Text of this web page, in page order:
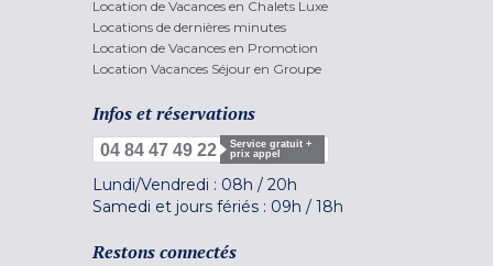
Location de Vacances en Chalets Luxe
Locations de dernières minutes
Location de Vacances en Promotion
Location Vacances Séjour en Groupe
Infos et réservations
04 84 47 49 22
Service gratuit +
prix appel
Lundi/Vendredi : 08h / 20h
Samedi et jours fériés : 09h / 18h
Restons connectés